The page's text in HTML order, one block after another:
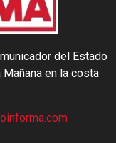
del Estado
en la costa